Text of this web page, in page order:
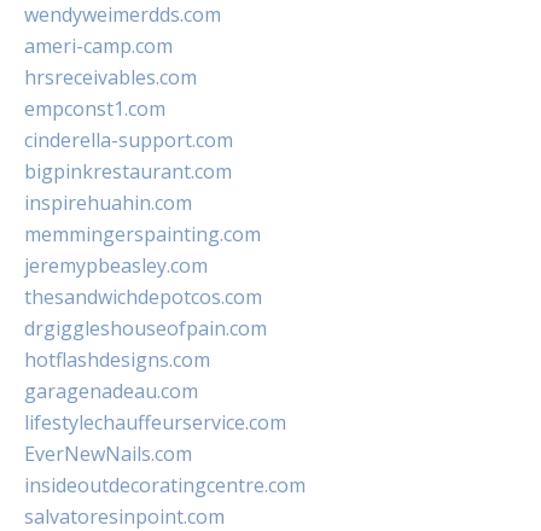
wendyweimerdds.com
ameri-camp.com
hrsreceivables.com
empconst1.com
cinderella-support.com
bigpinkrestaurant.com
inspirehuahin.com
memmingerspainting.com
jeremypbeasley.com
thesandwichdepotcos.com
drgiggleshouseofpain.com
hotflashdesigns.com
garagenadeau.com
lifestylechauffeurservice.com
EverNewNails.com
insideoutdecoratingcentre.com
salvatoresinpoint.com